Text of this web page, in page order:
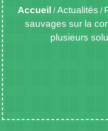
Accueil /Actualités /
sauvages sur la
plusieurs